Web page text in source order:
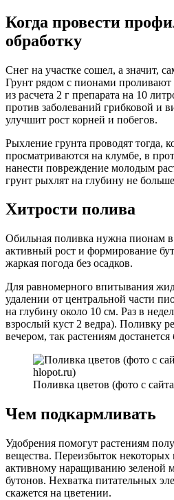
Когда провести
обработку
Снег на участке сошел, а значит,
Грунт рядом с пионами
из расчета 2 г препарата на 10
против заболеваний грибковой и
улучшит рост корней и побегов.
Рыхление грунта проводят тогда,
просматриваются на клумбе, в
нанести повреждение молодым
грунт рыхлят на глубину не
Хитрости полива
Обильная поливка нужна пионам в
активный рост и формирование
жаркая погода без осадков.
Для равномерного впитывания
удалении от центральной части
на глубину около 10 см. Раз в
взрослый куст 2 ведра). Поливку
вечером, так растениям
Поливка цветов (фото с
Чем подкармливать
Удобрения помогут растениям
вещества. Переизбыток
активному наращиванию зеленой
бутонов. Нехватка питательных
скажется на цветении.